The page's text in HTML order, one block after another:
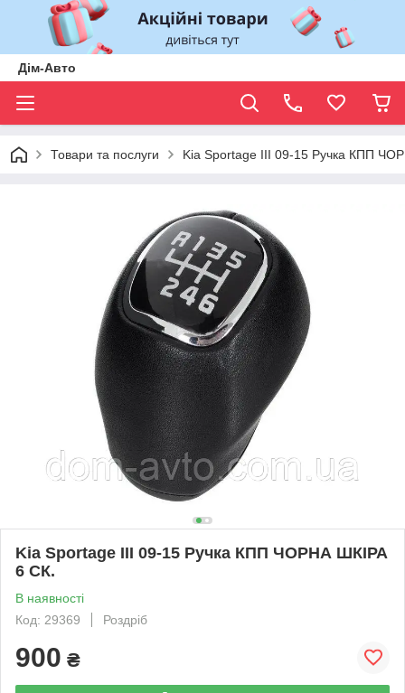
Дім-Авто
Товари та послуги Kia Sportage III 09-15 Ручка КПП
Kia Sportage III 09-15 Ручка КПП ЧОРНА ШКІРА
6 СК.
В наявності
Код: 29369
Роздріб
900 ₴